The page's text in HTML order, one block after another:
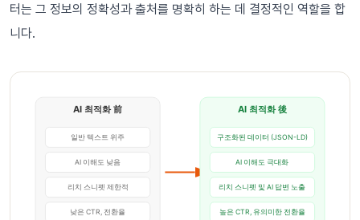
터는 그 정보의 정확성과 출처를 명확히 하는 데 결정적인 역할을 합
니다.
AI 최적화 前
일반 텍스트 위주
AI 이해도 낮음
리치 스니펫 제한적
낮은 CTR, 전환율
AI 최적화 後
구조화된 데이터 (JSON-LD)
AI 이해도 극대화
리치 스니펫 및 AI 답변 노출
높은 CTR, 유의미한 전환율